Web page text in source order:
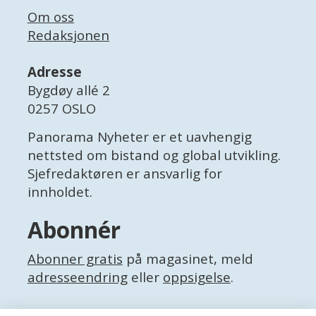
Om oss
Redaksjonen
Adresse
Bygdøy allé 2
0257 OSLO
Panorama Nyheter er et uavhengig
nettsted om bistand og global utvikling.
Sjefredaktøren er ansvarlig for
innholdet.
Abonnér
Abonner gratis på magasinet, meld
adresseendringeller oppsigelse.